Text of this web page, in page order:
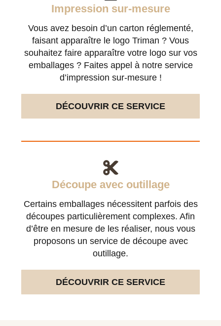
Impression sur-mesure
Vous avez besoin d’un carton réglementé,
faisant apparaître le logo Triman ? Vous
souhaitez faire apparaître votre logo sur vos
emballages ? Faites appel à notre service
d’impression sur-mesure !
DÉCOUVRIR CE SERVICE
Découpe avec outillage
Certains emballages nécessitent parfois des
découpes particulièrement complexes. Afin
d’être en mesure de les réaliser, nous vous
proposons un service de découpe avec
outillage.
DÉCOUVRIR CE SERVICE